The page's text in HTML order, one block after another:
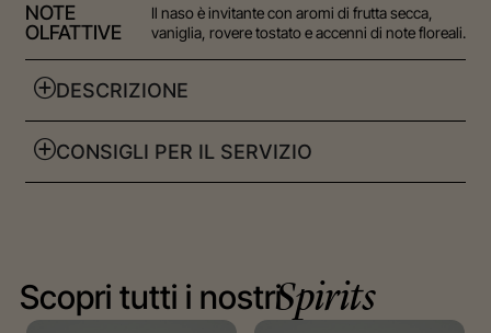
NOTE
OLFATTIVE
Il naso è invitante con aromi di frutta secca,
vaniglia, rovere tostato e accenni di note floreali.
DESCRIZIONE
CONSIGLI PER IL SERVIZIO
Scopri tutti i nostriSpirits